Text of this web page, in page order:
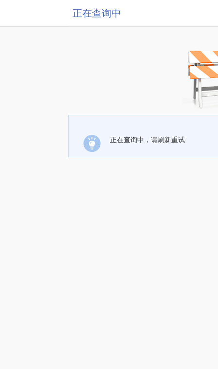
正在查询中
正在查询中，请刷新重试